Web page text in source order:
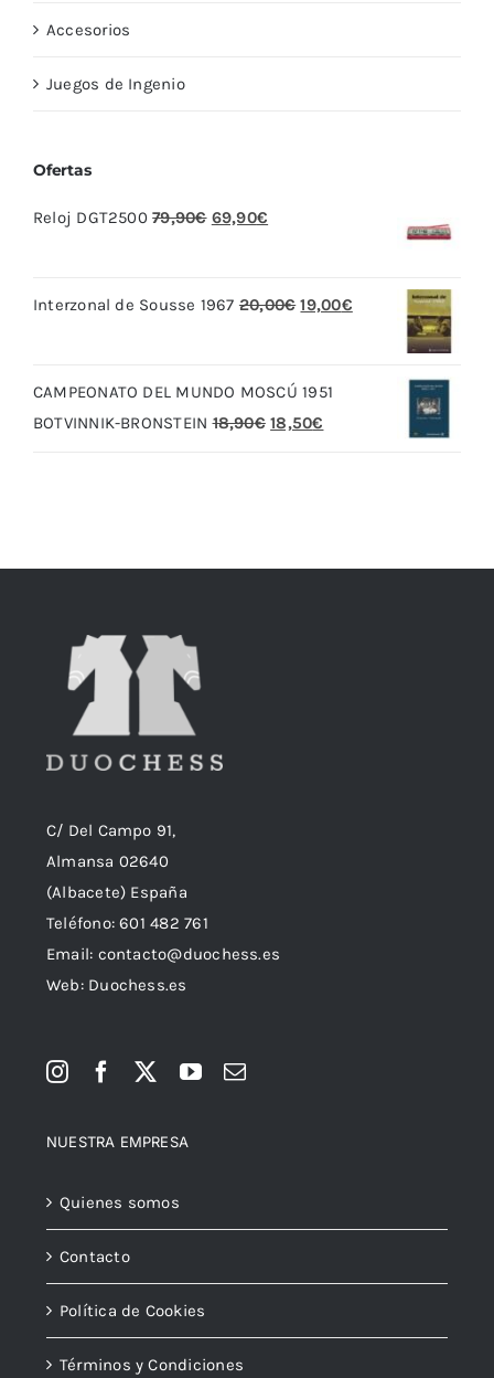
Accesorios
Juegos de Ingenio
Ofertas
Reloj DGT2500 79,90€ El
era:
69,90€
es:
Interzonal de Sousse 1967 20,00€ El
era:
20,00€.
19,00€El
CAMPEONATO DEL MUNDO MOSCÚ 1951
BOTVINNIK-BRONSTEIN 18,90€ El
18,50€
C/ Del Campo 91,
Almansa 02640
(Albacete) España
Teléfono:601 482 761
Email: contacto@duochess.es
Web: Duochess.es
NUESTRA EMPRESA
Quienes somos
Contacto
Política de Cookies
Términos y Condiciones